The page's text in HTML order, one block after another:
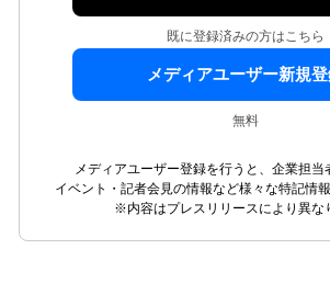
既に登録済みの方はこちら
メディアユーザー新規
無料
メディアユーザー登録を行うと、企業担当
イベント・記者会見の情報など様々な特記情
※内容はプレスリリースにより異な